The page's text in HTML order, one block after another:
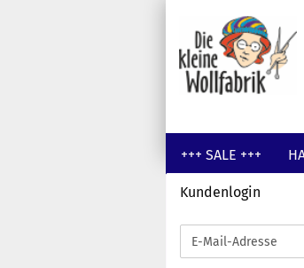
+++ SALE +++
GUTSCHEINE
Kundenlogin
E-
Mail-